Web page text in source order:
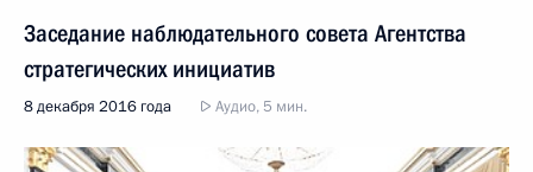
Заседание наблюдательного совета Агентства
стратегических инициатив
8 декабря 2016 года Аудио, 5 мин.